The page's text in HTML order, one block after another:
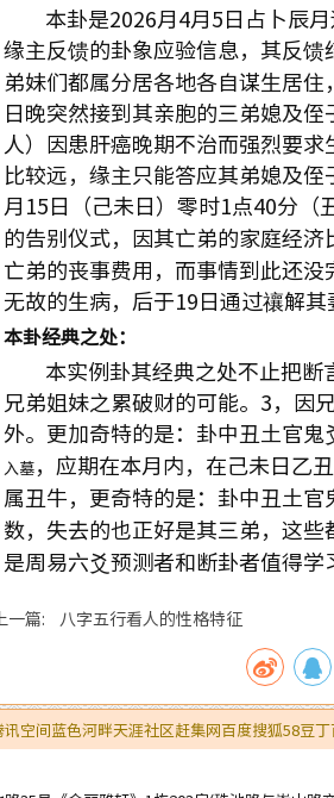
本卦是2026月4月5日占卜辰
缘主反馈的卦象应验信息，其反
弟妹们都属分居各地各自谋生居
日晚突然接到其亲胞的三弟媳及
人）因患肝癌晚期不治而强烈要
比较远，缘主只能答应其弟媳及
月15日（己未日）零时1点40分（
的告别仪式，因其亡弟的家庭经
亡弟的丧事费用，而事情到此还
无故的生病，后于19日通过禳解其
本卦经典之处：
本实例卦其经典之处不止把断
兄弟姐妹之累破财的可能。 3，因
外。更加奇特的是：卦中丑土官
入墓，应期在本月内，在己未日乙
属丑牛，更奇特的是：卦中丑土
数，失去的也正好是其三弟，这
是周易六爻预测者和断卦者值得学
一篇: 八字五行看人的性格特征
讯空间蓝色河畔天涯社区赶集网百度搜狐58豆丁